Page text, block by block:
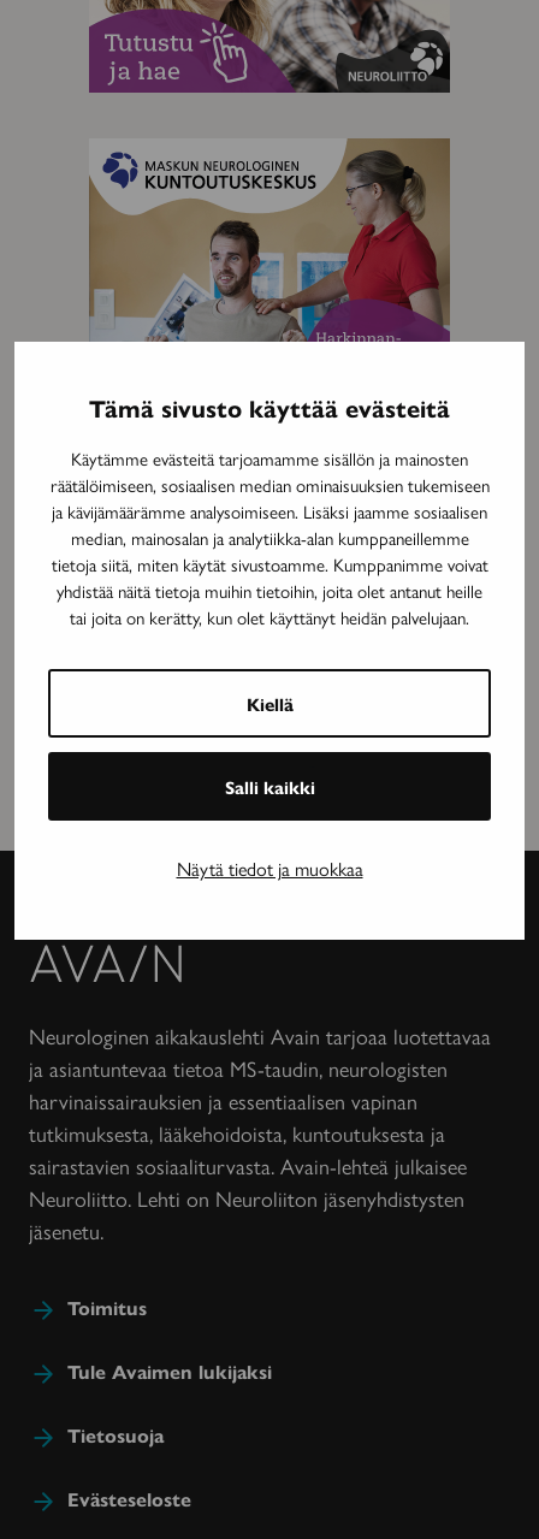
Tämä sivusto käyttää evästeitä
Käytämme evästeitä tarjoamamme sisällön ja mainosten
räätälöimiseen, sosiaalisen median ominaisuuksien tukemiseen
ja kävijämäärämme analysoimiseen. Lisäksi jaamme sosiaalisen
median, mainosalan ja analytiikka-alan kumppaneillemme
tietoja siitä, miten käytät sivustoamme. Kumppanimme voivat
yhdistää näitä tietoja muihin tietoihin, joita olet antanut heille
tai joita on kerätty, kun olet käyttänyt heidän palvelujaan.
Kiellä
Salli kaikki
Näytä tiedot ja muokkaa
MAINOS
Avain-
lehti
Neurologinen aikakauslehti Avain tarjoaa luotettavaa
ja asiantuntevaa tietoa MS-taudin, neurologisten
harvinaissairauksien ja essentiaalisen vapinan
tutkimuksesta, lääkehoidoista, kuntoutuksesta ja
sairastavien sosiaaliturvasta. Avain-lehteä julkaisee
Neuroliitto. Lehti on Neuroliiton jäsenyhdistysten
jäsenetu.
Toimitus
Tule Avaimen lukijaksi
Tietosuoja
Evästeseloste